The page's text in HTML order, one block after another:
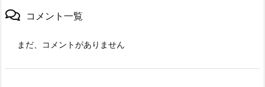
コメント一覧
まだ、コメントがありません